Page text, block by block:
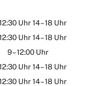
Uhr 14 – 18 Uhr
Uhr 14 – 18 Uhr
9 – 12:00 Uhr
Uhr 14 – 18 Uhr
Uhr 14 – 18 Uhr